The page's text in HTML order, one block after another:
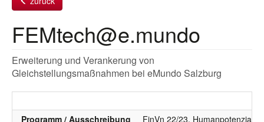
FEMtech@e.mundo
Erweiterung und Verankerung von
Gleichstellungsmaßnahmen bei eMundo Salzburg
Programm / Ausschreibung
FinVn 22/23, Humanpotenzial,